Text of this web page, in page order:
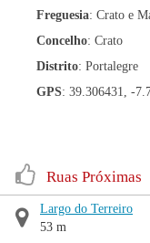
Freguesia: Crato e
Concelho: Crato
Distrito: Portalegre
GPS: 39.306431, -
Ruas Próximas
Largo do Terreiro
53 m